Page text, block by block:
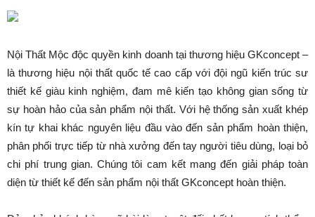
Nội Thất Mộc độc quyền kinh doanh tại thương hiệu GKconcept –
là thương hiệu nội thất quốc tế cao cấp với đội ngũ kiến trúc sư
thiết kế giàu kinh nghiệm, đam mê kiến tạo không gian sống từ
sự hoàn hảo của sản phẩm nội thất. Với hệ thống sản xuất khép
kín tự khai khác nguyên liệu đầu vào đến sản phẩm hoàn thiện,
phân phối trực tiếp từ nhà xưởng đến tay người tiêu dùng, loại bỏ
chi phí trung gian. Chúng tôi cam kết mang đến giải pháp toàn
diện từ thiết kế đến sản phẩm nội thất GKconcept hoàn thiện.